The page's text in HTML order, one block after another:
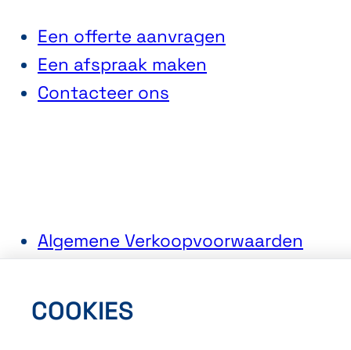
Algemene Verkoopvoorwaarden
Cookies
Een offerte aanvragen
Een afspraak maken
Contacteer ons
COOKIES